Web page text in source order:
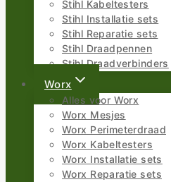
Stihl Kabeltesters
Stihl Installatie sets
Stihl Reparatie sets
Stihl Draadpennen
Stihl Draadverbinders
Worx
Alles voor Worx
Worx Mesjes
Worx Perimeterdraad
Worx Kabeltesters
Worx Installatie sets
Worx Reparatie sets